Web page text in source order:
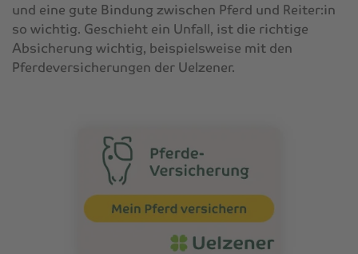
und eine gute Bindung zwischen Pferd und Reiter:in
so wichtig. Geschieht ein Unfall, ist die richtige
Absicherung wichtig, beispielsweise mit den
Pferdeversicherungen der Uelzener.